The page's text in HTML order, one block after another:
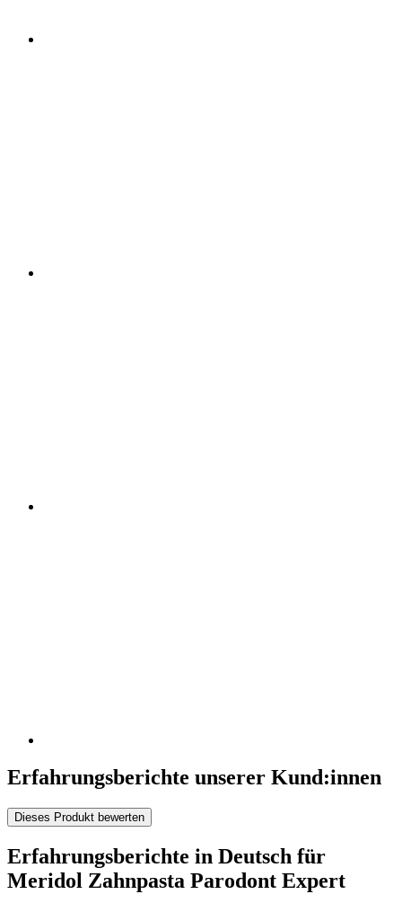
Erfahrungsberichte unserer Kund:innen
Dieses Produkt bewerten
Erfahrungsberichte in Deutsch für
Meridol Zahnpasta Parodont Expert